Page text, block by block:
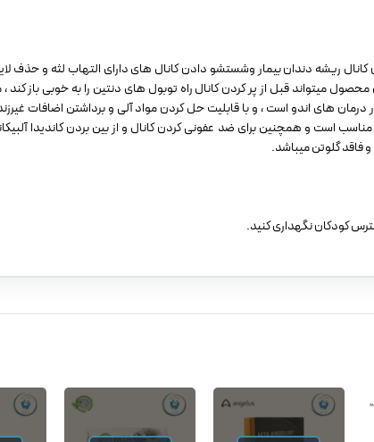
و ضدعفونی کردن کانال ریشه دندان بیمار وشستشو دادن کانال های دارای التهاب لثه و حذف
میتواند قبل از پر کردن کانال راه توبول های دنتین را به خوبی باز کند
های اندو است ، و با قابلیت حل کردن مواد آلی و برداشتن اضافات
است و همچنین برای ضد عفونی کردن کانال و از بین بردن کاندیدا
فاقد گلوتن میباشد.